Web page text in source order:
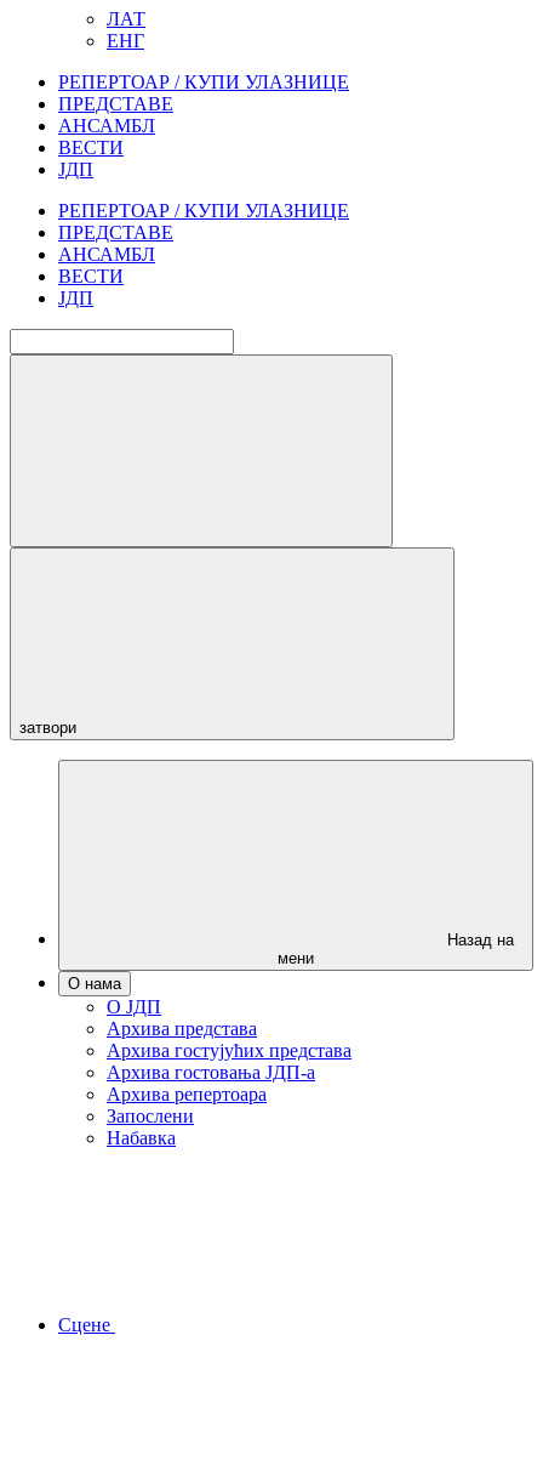
ЛАТ
ЕНГ
РЕПЕРТОАР / КУПИ УЛАЗНИЦЕ
ПРЕДСТАВЕ
АНСАМБЛ
ВЕСТИ
ЈДП
РЕПЕРТОАР / КУПИ УЛАЗНИЦЕ
ПРЕДСТАВЕ
АНСАМБЛ
ВЕСТИ
ЈДП
затвори
Назад на
мени
О нама
О ЈДП
Архива представа
Архива гостујућих представа
Архива гостовања ЈДП-а
Архива репертоара
Запослени
Набавка
Сцене